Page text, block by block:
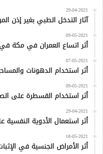
29-04-2021
آثار التدخل الطبي بغير إذن
09-05-2021
أثر اتساع العمران في
07-05-2021
أثر استخدام الدهونات
09-05-2021
أثر استخدام القسطرة على
29-04-2021
أثر استعمال الأدوية
18-05-2021
أثر الأمراض الجنسية في